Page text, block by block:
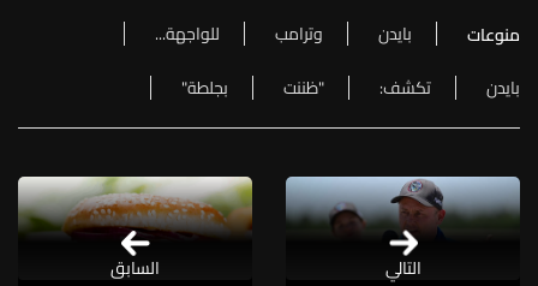
منوعات بايدن وترامب
للواجهة...
بايدن
تكشف: "ظننت بجلطة"
التالي السابق